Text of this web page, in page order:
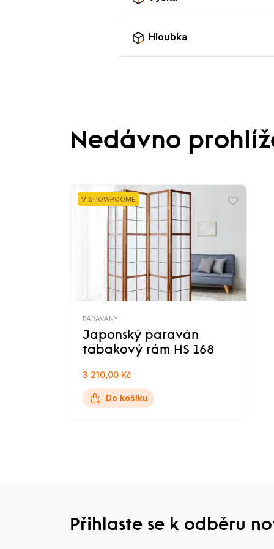
Hloubka
Nedávno
V SHOWROOME
PARAVÁNY
Japonský paraván
tabakový rám HS 168
3 210,00 Kč
Do košíku
Přihlaste se k odběru